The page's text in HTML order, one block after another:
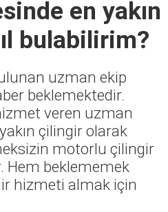
en yakın
bulabilirim?
uzman ekip
beklemektedir.
veren uzman
çilingir olarak
motorlu çilingir
Hem beklememek
hizmeti almak için